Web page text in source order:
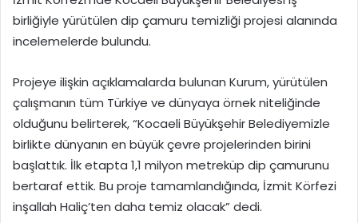
birliğiyle yürütülen dip çamuru temizliği projesi alanında
incelemelerde bulundu.
Projeye ilişkin açıklamalarda bulunan Kurum, yürütülen
çalışmanın tüm Türkiye ve dünyaya örnek niteliğinde
olduğunu belirterek, “Kocaeli Büyükşehir Belediyemizle
birlikte dünyanın en büyük çevre projelerinden birini
başlattık. İlk etapta 1,1 milyon metreküp dip çamurunu
bertaraf ettik. Bu proje tamamlandığında, İzmit Körfezi
inşallah Haliç’ten daha temiz olacak” dedi.